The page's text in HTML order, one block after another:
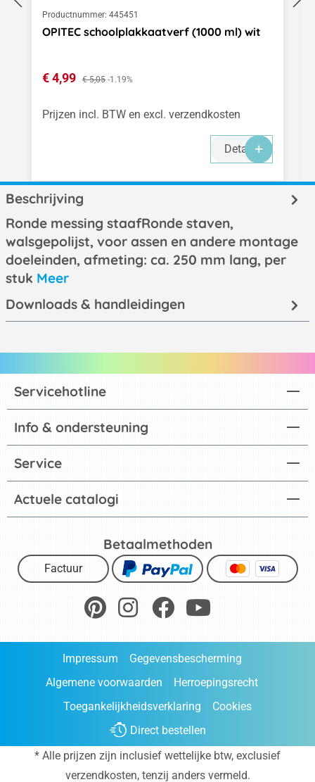
Productnummer: 445451
OPITEC schoolplakkaatverf (1000 ml) wit
Verkoopprijs:
€ 4,99 Normale prijs:
€ 5,05 -1.19%
Prijzen incl. BTW en excl. verzendkosten
Details
Beschrijving
Ronde messing staafRonde staven,
walsgepolijst, voor assen en andere montage
doeleinden, afmeting: ca. 250 mm lang, per
stuk Meer
Downloads & handleidingen
Actuele catalogi
Servicehotline
Info & ondersteuning
Service
Betaalmethoden
Factuur
Impressum
Gegevensbescherming
Algemene voorwaarden
Herroepingsrecht
Toegankelijkheidsverklaring
Cookies
Direct bestellen
* Alle prijzen zijn inclusief wettelijke btw, exclusief
verzendkosten, tenzij anders vermeld.